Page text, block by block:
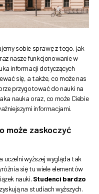
sobie sprawę z tego, jak
nasze funkcjonowanie w
informacji dotyczących
się, a także, co może nas
przygotować do nauki na
nauka oraz, co może Ciebie
informacjami.
może zaskoczyć
uczelni wyższej wygląda tak
się tu wiele elementów
nauki. Studenci bardzo
na studiach wyższych.